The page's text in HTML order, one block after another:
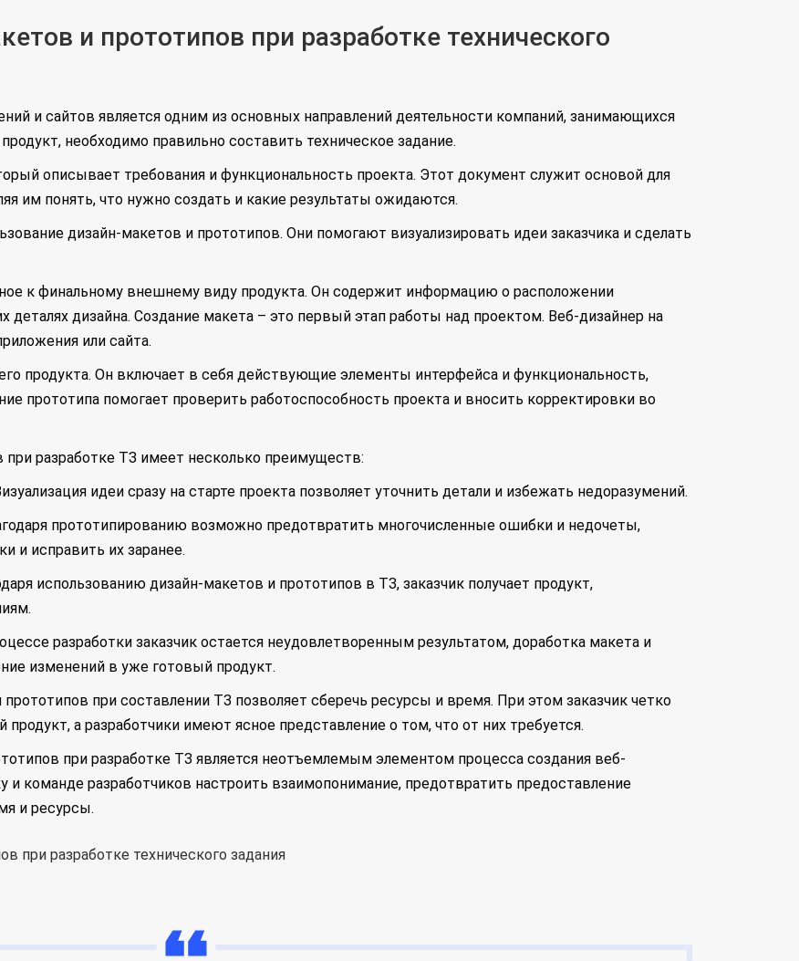
и прототипов при разработке технического
и сайтов является одним из основных направлений деятельности компаний, занимающихся
необходимо правильно составить техническое задание.
описывает требования и функциональность проекта. Этот документ служит основой для
им понять, что нужно создать и какие результаты ожидаются.
дизайн-макетов и прототипов. Они помогают визуализировать идеи заказчика и сделать
к финальному внешнему виду продукта. Он содержит информацию о расположении
дизайна. Создание макета – это первый этап работы над проектом. Веб-дизайнер на
или сайта.
продукта. Он включает в себя действующие элементы интерфейса и функциональность,
прототипа помогает проверить работоспособность проекта и вносить корректировки во
разработке ТЗ имеет несколько преимуществ:
идеи сразу на старте проекта позволяет уточнить детали и избежать недоразумений.
прототипированию возможно предотвратить многочисленные ошибки и недочеты,
и исправить их заранее.
использованию дизайн-макетов и прототипов в ТЗ, заказчик получает продукт,
разработки заказчик остается неудовлетворенным результатом, доработка макета и
изменений в уже готовый продукт.
при составлении ТЗ позволяет сберечь ресурсы и время. При этом заказчик четко
а разработчики имеют ясное представление о том, что от них требуется.
при разработке ТЗ является неотъемлемым элементом процесса создания веб-
и команде разработчиков настроить взаимопонимание, предотвратить предоставление
и ресурсы.